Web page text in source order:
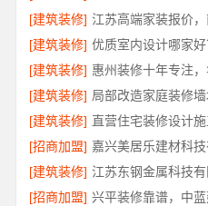
[建筑装修] 江苏高端家装报价
[建筑装修] 优质室内设计哪家
[建筑装修] 惠州装修十年专注
[建筑装修]
[建筑装修]
[招商加盟]
[建筑装修]
[招商加盟] 兴平装修靠谱，中